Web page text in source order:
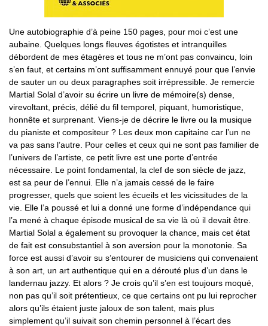
Une autobiographie d’à peine 150 pages, pour moi c’est une
aubaine. Quelques longs fleuves égotistes et intranquilles
débordent de mes étagères et tous ne m’ont pas convaincu, loin
s’en faut, et certains m’ont suffisamment ennuyé pour que l’envie
de sauter un ou deux paragraphes soit irrépressible. Je remercie
Martial Solal d’avoir su écrire un livre de mémoire(s) dense,
virevoltant, précis, délié du fil temporel, piquant, humoristique,
honnête et surprenant. Viens-je de décrire le livre ou la musique
du pianiste et compositeur ? Les deux mon capitaine car l’un ne
va pas sans l’autre. Pour celles et ceux qui ne sont pas familier de
l’univers de l’artiste, ce petit livre est une porte d’entrée
nécessaire. Le point fondamental, la clef de son siècle de jazz,
est sa peur de l’ennui. Elle n’a jamais cessé de le faire
progresser, quels que soient les écueils et les vicissitudes de la
vie. Elle l’a poussé et lui a donné une forme d’indépendance qui
l’a mené à chaque épisode musical de sa vie là où il devait être.
Martial Solal a également su provoquer la chance, mais cet état
de fait est consubstantiel à son aversion pour la monotonie. Sa
force est aussi d’avoir su s’entourer de musiciens qui convenaient
à son art, un art authentique qui en a dérouté plus d’un dans le
landernau jazzy. Et alors ? Je crois qu’il s’en est toujours moqué,
non pas qu’il soit prétentieux, ce que certains ont pu lui reprocher
alors qu’ils étaient juste jaloux de son talent, mais plus
simplement qu’il suivait son chemin personnel à l’écart des